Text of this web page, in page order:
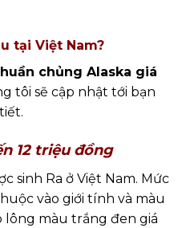
tại Việt Nam?
chủng Alaska giá
tôi sẽ cập nhật tới bạn
12 triệu đồng
sinh Ra ở Việt Nam. Mức
vào giới tính và màu
lông màu trắng đen giá